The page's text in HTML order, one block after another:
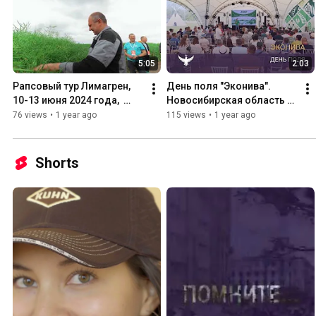
5:05
Рапсовый тур Лимагрен,
10-13 июня 2024 года,
Республика Беларусь.
76 views • 1 year ago
2:03
День поля "Эконива".
Новосибирская область -
1 августа 2024.
115 views • 1 year ago
Shorts